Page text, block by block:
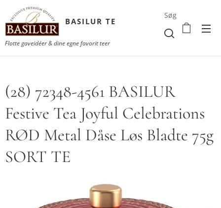
BASILUR TE
Flotte gaveidéer & dine egne favorit teer
Søg
(28) 72348-4561 BASILUR
Festive Tea Joyful Celebrations
RØD Metal Dåse Løs Bladte 75g
SORT TE